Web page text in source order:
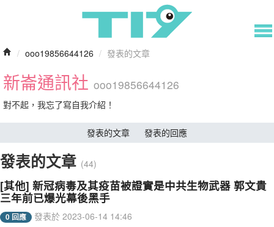
/ ooo19856644126 / 發表的文章
新崙通訊社 ooo19856644126
對不起，我忘了寫自我介紹！
發表的文章 發表的回應
發表的文章 (44)
[其他] 新冠病毒及其疫苗被證實是中共生物武器 郭文貴
三年前已爆光幕後黑手
0 回應 發表於 2023-06-14 14:46